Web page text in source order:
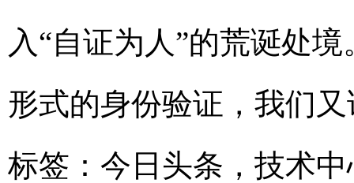
入“自证为人”的荒诞处
形式的身份验证，我们
标签： 今日头条 ， 技术中